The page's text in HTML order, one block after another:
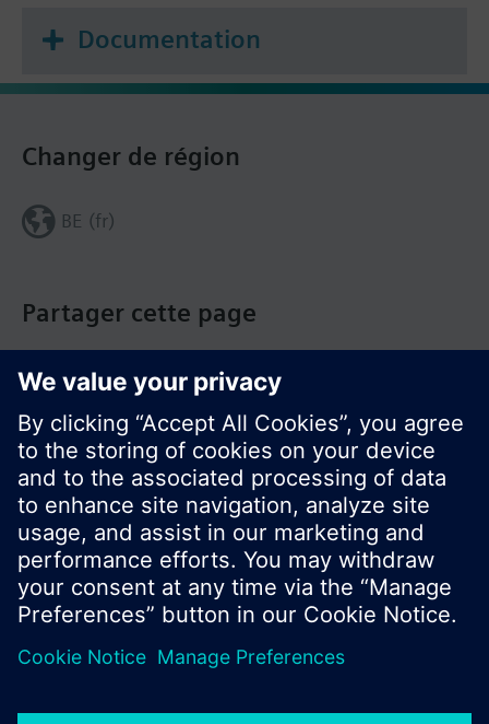
Documentation
Partager cette page
Changer de région
BE (fr)
© Siemens Switzerland Ltd. Building Technologies
Group - 2016
Le portefeuille des produits peut varier en